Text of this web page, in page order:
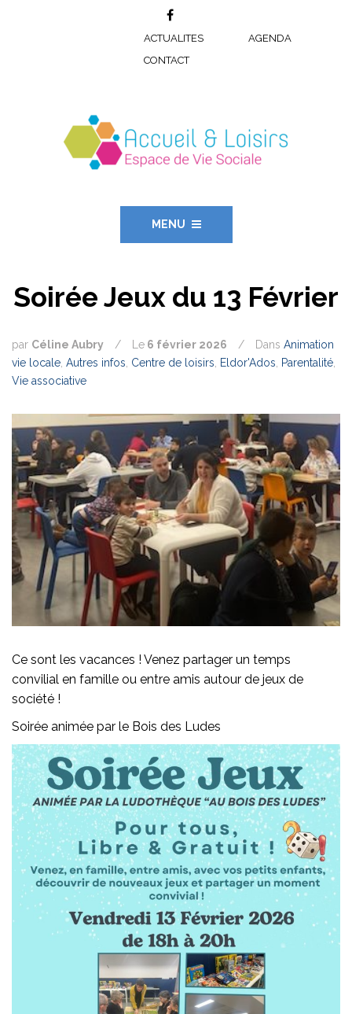
ACTUALITES
AGENDA
CONTACT
MENU
Soirée Jeux du 13 Février
par Céline Aubry / Le 6 février 2026 / Dans Animation
vie locale Autres infos Centre de loisirs Eldor'Ados Parentalité
Vie associative
Ce sont les vacances ! Venez partager un temps
convilial en famille ou entre amis autour de jeux de
société !
Soirée animée par le Bois des Ludes